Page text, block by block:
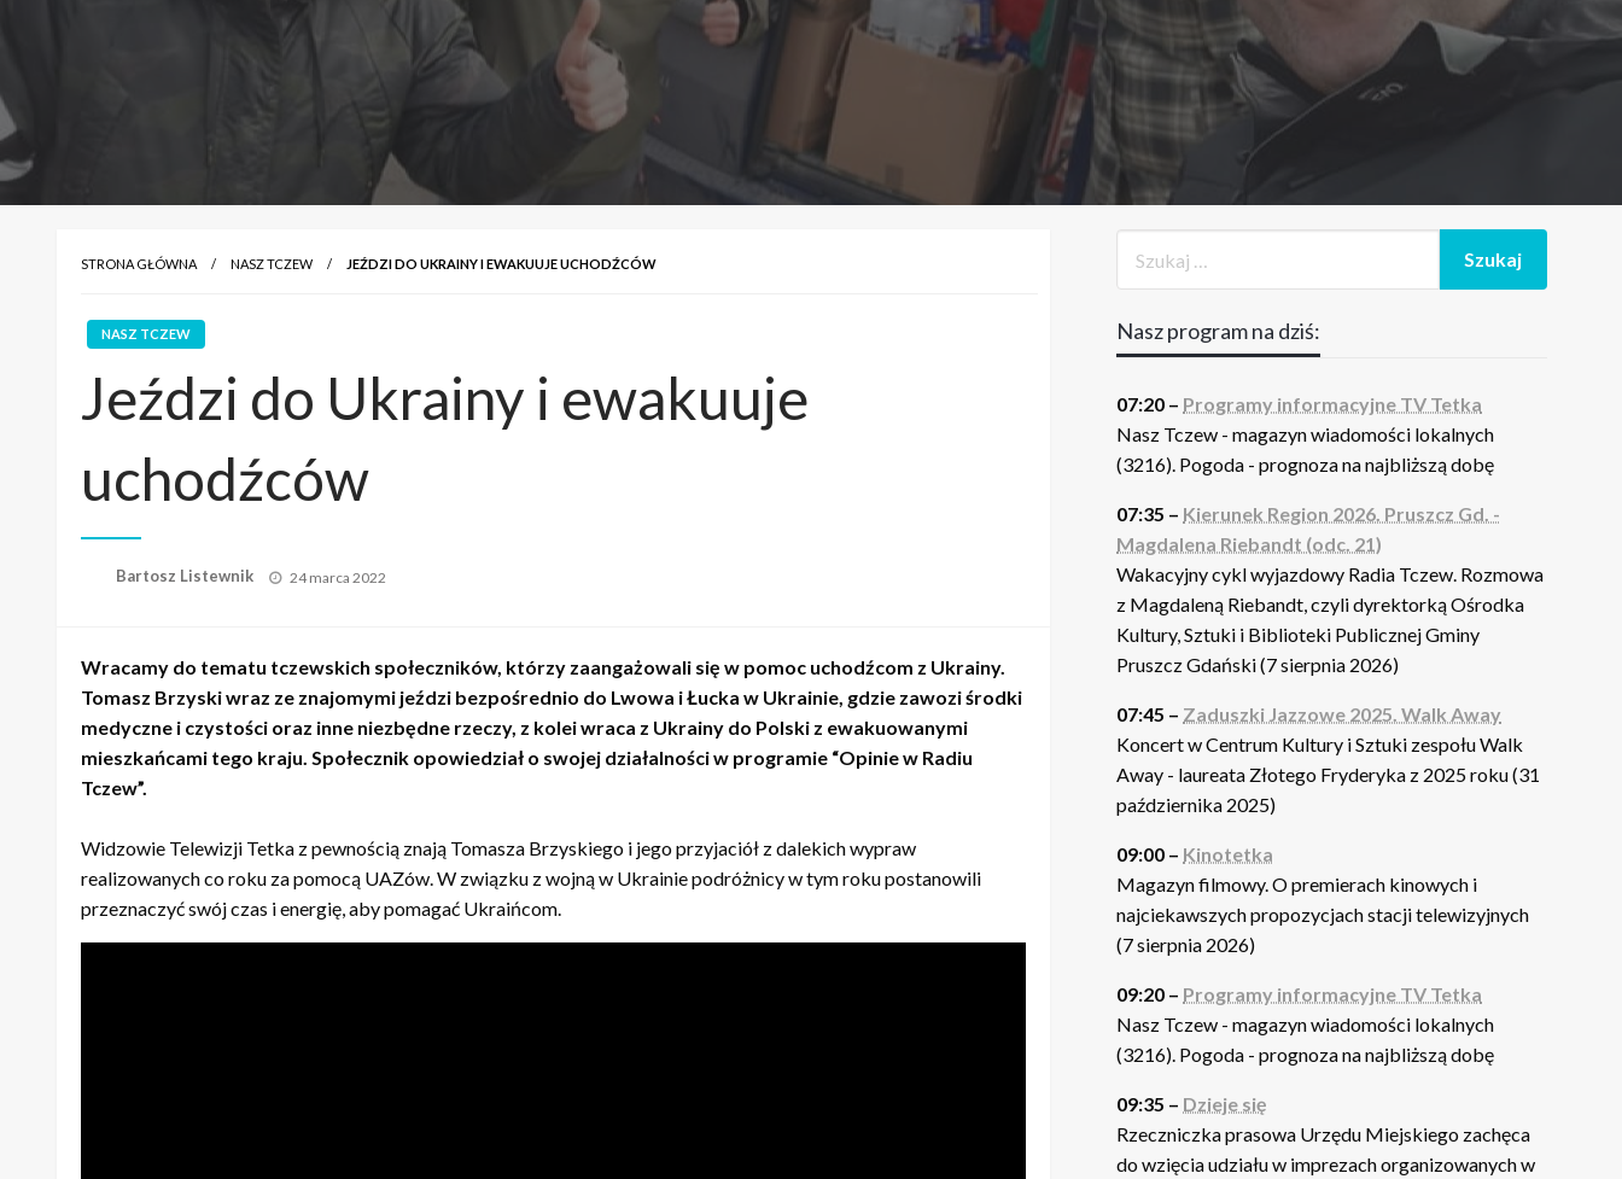
STRONA GŁÓWNA NASZ TCZEW JEŹDZI DO UKRAINY I EWAKUUJE UCHODŹCÓW
NASZ TCZEW
Jeździ do Ukrainy i ewakuuje
uchodźców
Bartosz Listewnik
Opublikowane
24 marca 2022
Wracamy do tematu tczewskich społeczników, którzy zaangażowali się w pomoc uchodźcom z Ukrainy.
Tomasz Brzyski wraz ze znajomymi jeździ bezpośrednio do Lwowa i Łucka w Ukrainie, gdzie zawozi środki
medyczne i czystości oraz inne niezbędne rzeczy, z kolei wraca z Ukrainy do Polski z ewakuowanymi
mieszkańcami tego kraju. Społecznik opowiedział o swojej działalności w programie “Opinie w Radiu
Tczew”.
Widzowie Telewizji Tetka z pewnością znają Tomasza Brzyskiego i jego przyjaciół z dalekich wypraw
realizowanych co roku za pomocą UAZów. W związku z wojną w Ukrainie podróżnicy w tym roku postanowili
przeznaczyć swój czas i energię, aby pomagać Ukraińcom.
Nasz program na dziś:
07:20 – Programy informacyjne TV Tetka
Nasz Tczew - magazyn wiadomości lokalnych
(3216). Pogoda - prognoza na najbliższą dobę
07:35 – Kierunek Region 2026. Pruszcz Gd. -
Magdalena Riebandt (odc. 21)
Wakacyjny cykl wyjazdowy Radia Tczew. Rozmowa
z Magdaleną Riebandt, czyli dyrektorką Ośrodka
Kultury, Sztuki i Biblioteki Publicznej Gminy
Pruszcz Gdański (7 sierpnia 2026)
07:45 – Zaduszki Jazzowe 2025. Walk Away
Koncert w Centrum Kultury i Sztuki zespołu Walk
Away - laureata Złotego Fryderyka z 2025 roku (31
października 2025)
09:00 – Kinotetka
Magazyn filmowy. O premierach kinowych i
najciekawszych propozycjach stacji telewizyjnych
(7 sierpnia 2026)
09:20 – Programy informacyjne TV Tetka
Nasz Tczew - magazyn wiadomości lokalnych
(3216). Pogoda - prognoza na najbliższą dobę
09:35 – Dzieje się
Rzeczniczka prasowa Urzędu Miejskiego zachęca
do wzięcia udziału w imprezach organizowanych w